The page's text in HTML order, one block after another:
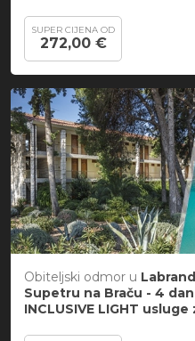
SUPER CIJENA OD
272,00 €
Obiteljski odmor u
Supetru na Braču - 4
INCLUSIVE LIGHT